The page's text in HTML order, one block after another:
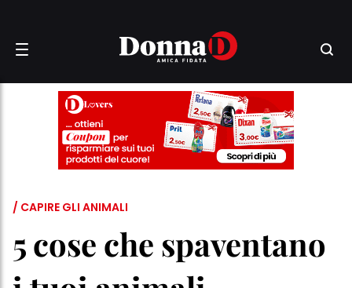
/ CAPIRE GLI ANIMALI
5 cose che spaventano